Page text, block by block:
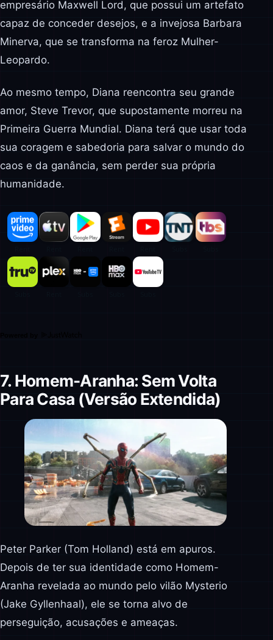
empresário Maxwell Lord, que possui um artefato
capaz de conceder desejos, e a invejosa Barbara
Minerva, que se transforma na feroz Mulher-
Leopardo.
Ao mesmo tempo, Diana reencontra seu grande
amor, Steve Trevor, que supostamente morreu na
Primeira Guerra Mundial. Diana terá que usar toda
sua coragem e sabedoria para salvar o mundo do
caos e da ganância, sem perder sua própria
humanidade.
7. Homem-Aranha: Sem Volta
Para Casa (Versão Extendida)
Peter Parker (Tom Holland) está em apuros.
Depois de ter sua identidade como Homem-
Aranha revelada ao mundo pelo vilão Mysterio
(Jake Gyllenhaal), ele se torna alvo de
perseguição, acusações e ameaças.